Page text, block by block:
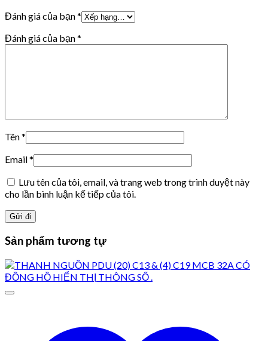
Đánh giá của bạn*
Đánh giá của bạn*
Tên*
Email*
Lưu tên của tôi, email, và trang web trong trình duyệt này
cho lần bình luận kế tiếp của tôi.
Sản phẩm tương tự